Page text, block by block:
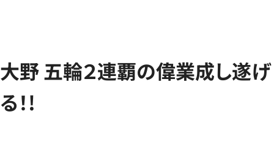
大野 五輪２連覇の偉業成し遂げ
る！!